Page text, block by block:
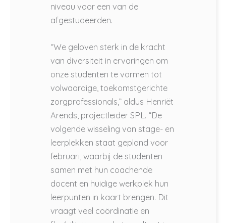
niveau voor een van de
afgestudeerden.
“We geloven sterk in de kracht
van diversiteit in ervaringen om
onze studenten te vormen tot
volwaardige, toekomstgerichte
zorgprofessionals,” aldus Henriët
Arends, projectleider SPL. “De
volgende wisseling van stage- en
leerplekken staat gepland voor
februari, waarbij de studenten
samen met hun coachende
docent en huidige werkplek hun
leerpunten in kaart brengen. Dit
vraagt veel coördinatie en